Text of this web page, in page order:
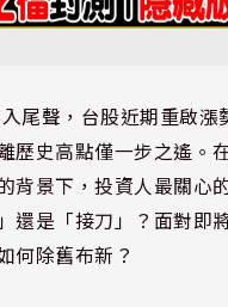
尾聲，台股近期重啟漲
歷史高點僅一步之遙。
背景下，投資人最關心
還是「接刀」？面對即
何除舊布新？